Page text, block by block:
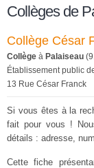
Collèges de
Collège César
Collège à Palaiseau
Établissement public
13 Rue César Franck
Si vous êtes à la
fait pour vous !
détails : adresse,
Cette fiche